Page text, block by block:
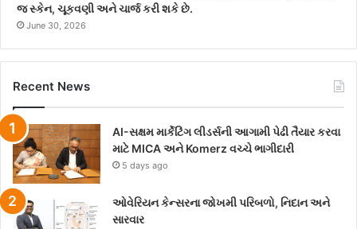
જ સ્કેન, ચૂકવણી અને ચાર્જ કરી શકે છે.
June 30, 2026
Recent News
AI-સક્ષમ માર્કેટિંગ લીડર્સની આગામી પેઢી તૈયાર કરવા
માટે MICA અને Komerz વચ્ચે ભાગીદારી
5 days ago
ઓવેરિયન કેન્સરના જોખમી પરિબળો, નિદાન અને
સારવાર